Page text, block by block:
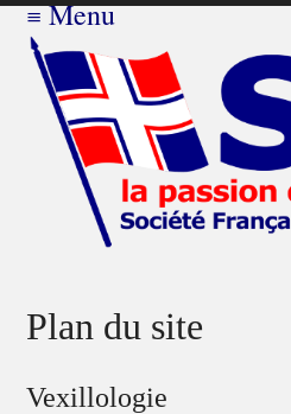
≡Menu
Plan du site
Vexillologie